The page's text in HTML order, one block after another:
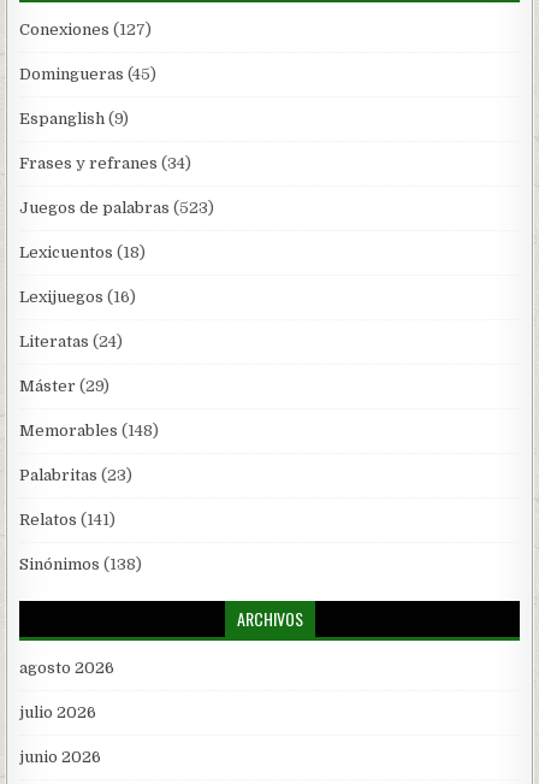
Conexiones (127)
Domingueras (45)
Espanglish (9)
Frases y refranes (34)
Juegos de palabras (523)
Lexicuentos (18)
Lexijuegos (16)
Literatas (24)
Máster (29)
Memorables (148)
Palabritas (23)
Relatos (141)
Sinónimos (138)
ARCHIVOS
agosto 2026
julio 2026
junio 2026